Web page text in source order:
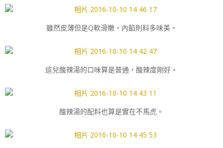
雖然皮薄但是Q軟滑嫩，內餡則料多味美。
這兒酸辣湯的口味算是普通，酸辣度剛好。
酸辣湯的配料也算是實在不馬虎。